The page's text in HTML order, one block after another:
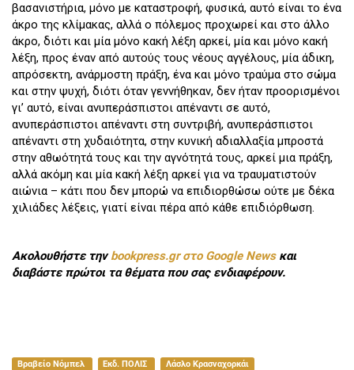
βασανιστήρια, μόνο με καταστροφή, φυσικά, αυτό είναι το ένα
άκρο της κλίμακας, αλλά ο πόλεμος προχωρεί και στο άλλο
άκρο, διότι και μία μόνο κακή λέξη αρκεί, μία και μόνο κακή
λέξη, προς έναν από αυτούς τους νέους αγγέλους, μία άδικη,
απρόσεκτη, ανάρμοστη πράξη, ένα και μόνο τραύμα στο σώμα
και στην ψυχή, διότι όταν γεννήθηκαν, δεν ήταν προορισμένοι
γι’ αυτό, είναι ανυπεράσπιστοι απέναντι σε αυτό,
ανυπεράσπιστοι απέναντι στη συντριβή, ανυπεράσπιστοι
απέναντι στη χυδαιότητα, στην κυνική αδιαλλαξία μπροστά
στην αθωότητά τους και την αγνότητά τους, αρκεί μια πράξη,
αλλά ακόμη και μία κακή λέξη αρκεί για να τραυματιστούν
αιώνια – κάτι που δεν μπορώ να επιδιορθώσω ούτε με δέκα
χιλιάδες λέξεις, γιατί είναι πέρα από κάθε επιδιόρθωση.
Ακολουθήστε τηνbookpress.gr στο Google Newsκαι
διαβάστε πρώτοι τα θέματα που σας ενδιαφέρουν.
Βραβείο Νόμπελ Εκδ. ΠΟΛΙΣ
Λάσλο Κρασναχορκάι